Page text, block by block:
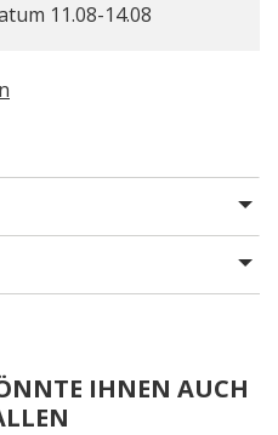
11.08-14.08
IHNEN AUCH